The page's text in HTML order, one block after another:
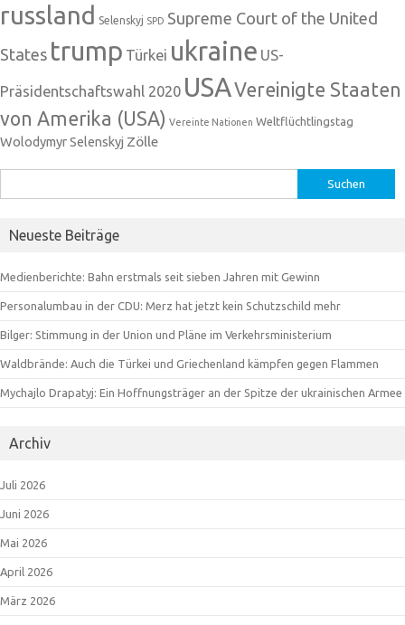
russland Selenskyj SPD Supreme Court of the United
States trump Türkei ukraine US-
Präsidentschaftswahl 2020 USAVereinigte Staaten
von Amerika (USA) Vereinte Nationen Weltflüchtlingstag
Wolodymyr Selenskyj Zölle
nach:
Neueste Beiträge
Medienberichte: Bahn erstmals seit sieben Jahren mit Gewinn
Personalumbau in der CDU: Merz hat jetzt kein Schutzschild mehr
Bilger: Stimmung in der Union und Pläne im Verkehrsministerium
Waldbrände: Auch die Türkei und Griechenland kämpfen gegen Flammen
Mychajlo Drapatyj: Ein Hoffnungsträger an der Spitze der ukrainischen Armee
Archiv
Juli 2026
Juni 2026
Mai 2026
April 2026
März 2026